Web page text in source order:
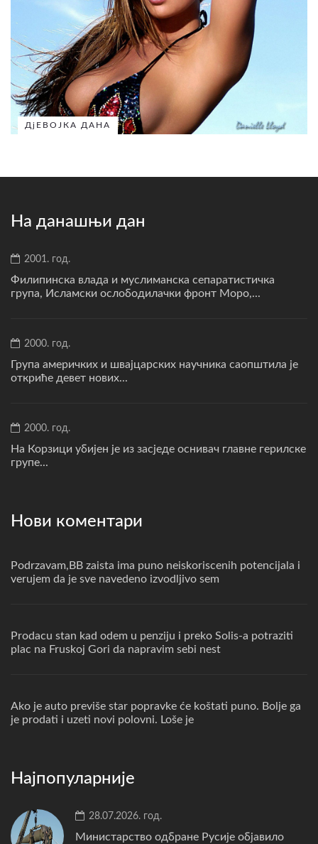
ДјЕВОЈКА ДАНА
На данашњи дан
2001. год.
Филипинска влада и муслиманска сепаратистичка
група, Исламски ослободилачки фронт Моро,...
2000. год.
Група америчких и швајцарских научника саопштила је
откриће девет нових...
2000. год.
На Корзици убијен је из засједе оснивач главне герилске
групе...
Нови коментари
Podrzavam,BB zaista ima puno neiskoriscenih potencijala i
verujem da je sve navedeno izvodljivo sem
Prodacu stan kad odem u penziju i preko Solis-a potraziti
plac na Fruskoj Gori da napravim sebi nest
Ako je auto previše star popravke će koštati puno. Bolje ga
je prodati i uzeti novi polovni. Loše je
Најпопуларније
28.07.2026. год.
Министарство одбране Русије објавило